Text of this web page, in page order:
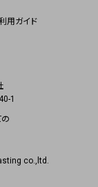
用ガイド
1
co.,ltd.